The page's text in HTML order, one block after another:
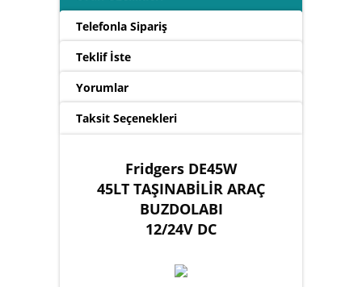
Telefonla Sipariş
Teklif İste
Yorumlar
Taksit Seçenekleri
Fridgers DE45W
45LT TAŞINABİLİR ARAÇ
BUZDOLABI
12/24V DC